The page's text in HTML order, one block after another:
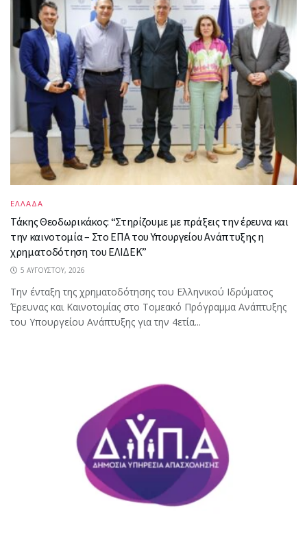
ΕΛΛΑΔΑ
Τάκης Θεοδωρικάκος: “Στηρίζουμε με πράξεις την έρευνα και
την καινοτομία – Στο ΕΠΑ του Υπουργείου Ανάπτυξης η
χρηματοδότηση του ΕΛΙΔΕΚ”
5 ΑΥΓΟΎΣΤΟΥ, 2026
Την ένταξη της χρηματοδότησης του Ελληνικού Ιδρύματος
Έρευνας και Καινοτομίας στο Tομεακό Πρόγραμμα Ανάπτυξης
του Υπουργείου Ανάπτυξης για την 4ετία...